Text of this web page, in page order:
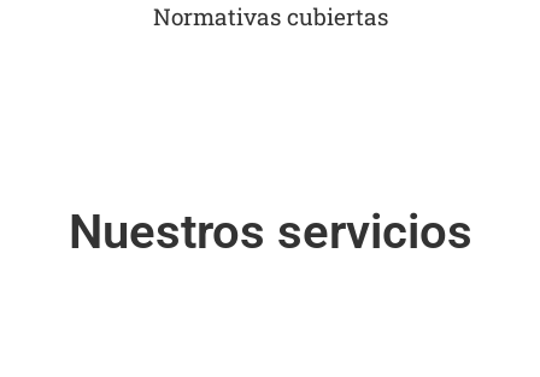
Normativas cubiertas
Nuestros servicios